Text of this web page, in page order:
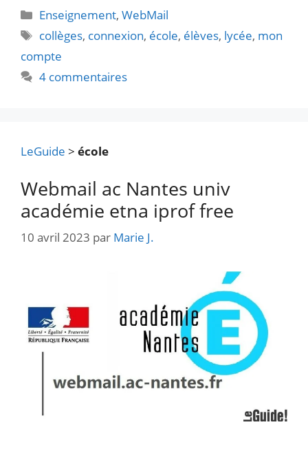
Catégories
Enseignement,WebMail
Étiquettes
collèges, connexion, école, élèves, lycée, mon
compte
4 commentaires
LeGuide > école
Webmail ac Nantes univ
académie etna iprof free
10 avril 2023 par Marie J.